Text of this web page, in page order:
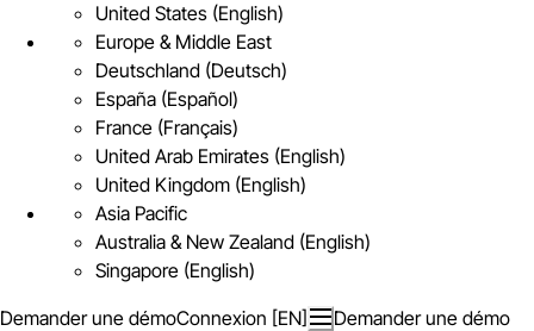
United States (English)
Europe & Middle East
Deutschland (Deutsch)
España (Español)
France (Français)
United Arab Emirates (English)
United Kingdom (English)
Asia Pacific
Australia & New Zealand (English)
Singapore (English)
Demander une démoConnexion [EN] Demander une démo